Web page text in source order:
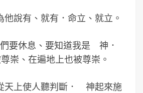
他說有、就有．命立、就立。
要休息、要知道我是 神．
崇、在遍地上也被尊崇。
天上使人聽判斷． 神起來施